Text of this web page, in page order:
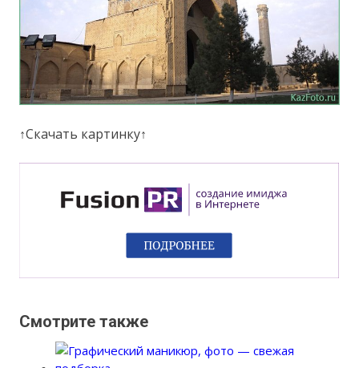
↑Скачать картинку↑
Смотрите также